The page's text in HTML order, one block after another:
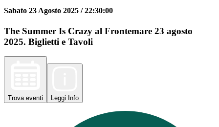
Sabato 23 Agosto 2025 /22:30:00
The Summer Is Crazy al Frontemare 23 agosto
2025. Biglietti e Tavoli
Trova eventi Leggi Info